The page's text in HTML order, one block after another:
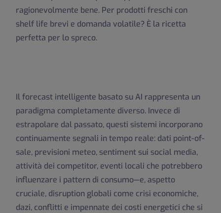
ragionevolmente bene. Per prodotti freschi con
shelf life brevi e domanda volatile? È la ricetta
perfetta per lo spreco.
Il forecast intelligente basato su AI rappresenta un
paradigma completamente diverso. Invece di
estrapolare dal passato, questi sistemi incorporano
continuamente segnali in tempo reale: dati point-of-
sale, previsioni meteo, sentiment sui social media,
attività dei competitor, eventi locali che potrebbero
influenzare i pattern di consumo—e, aspetto
cruciale, disruption globali come crisi economiche,
dazi, conflitti e impennate dei costi energetici che si